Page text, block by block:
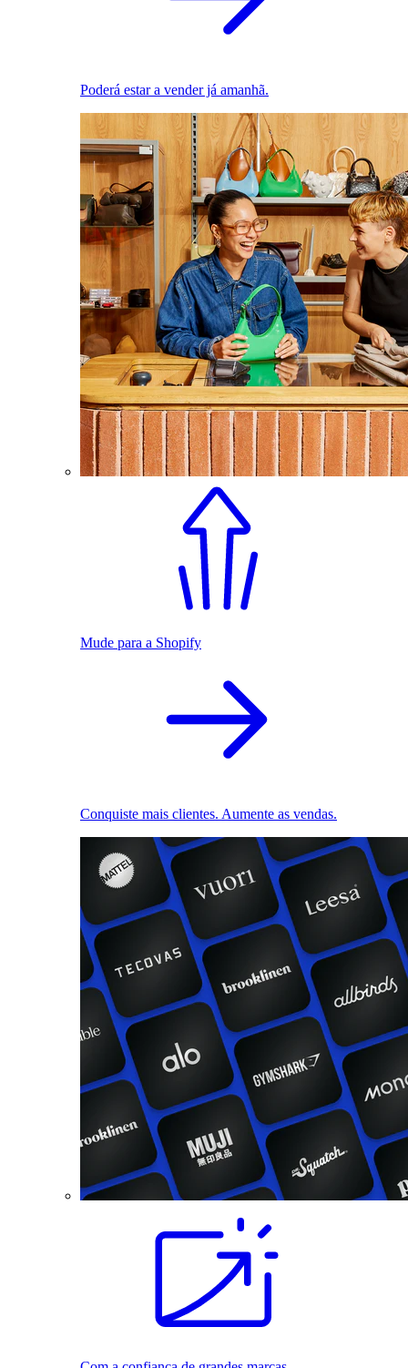
Poderá estar a vender já amanhã.
Mude para a Shopify
Conquiste mais clientes. Aumente as vendas.